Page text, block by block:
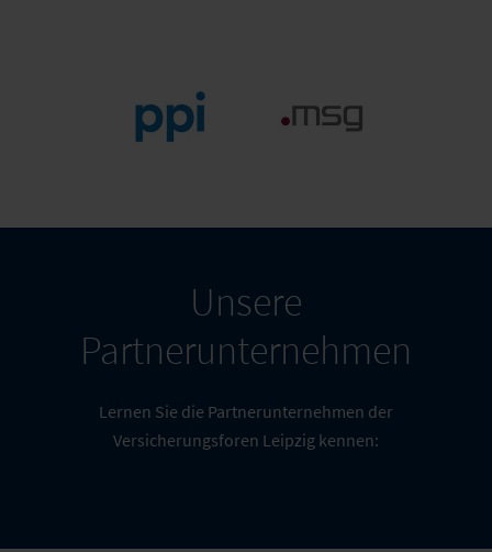
Unsere
Partnerunternehmen
Lernen Sie die Partnerunternehmen der
Versicherungsforen Leipzig kennen: